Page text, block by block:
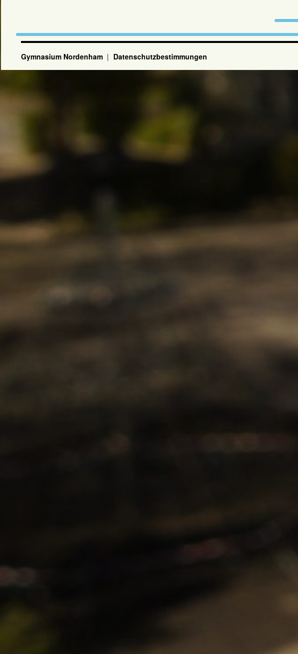
Gymnasium Nordenham Datenschutzbestimmungen